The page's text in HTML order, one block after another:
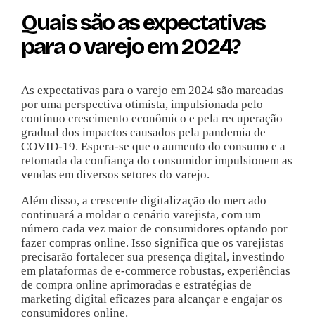
Quais são as expectativas
para o varejo em 2024?
As expectativas para o varejo em 2024 são marcadas
por uma perspectiva otimista, impulsionada pelo
contínuo crescimento econômico e pela recuperação
gradual dos impactos causados pela pandemia de
COVID-19. Espera-se que o aumento do consumo e a
retomada da confiança do consumidor impulsionem as
vendas em diversos setores do varejo.
Além disso, a crescente digitalização do mercado
continuará a moldar o cenário varejista, com um
número cada vez maior de consumidores optando por
fazer compras online. Isso significa que os varejistas
precisarão fortalecer sua presença digital, investindo
em plataformas de e-commerce robustas, experiências
de compra online aprimoradas e estratégias de
marketing digital eficazes para alcançar e engajar os
consumidores online.